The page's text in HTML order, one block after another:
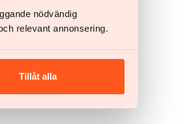
nödvändig
relevant annonsering.
Tillåt alla